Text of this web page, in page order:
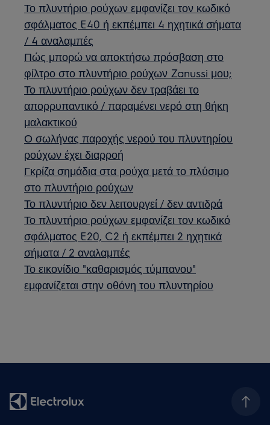
Το πλυντήριο ρούχων εμφανίζει τον κωδικό
σφάλματος E40 ή εκπέμπει 4 ηχητικά σήματα
/ 4 αναλαμπές
Πώς μπορώ να αποκτήσω πρόσβαση στο
φίλτρο στο πλυντήριο ρούχων Zanussi μου;
Το πλυντήριο ρούχων δεν τραβάει το
απορρυπαντικό / παραμένει νερό στη θήκη
μαλακτικού
Ο σωλήνας παροχής νερού του πλυντηρίου
ρούχων έχει διαρροή
Γκρίζα σημάδια στα ρούχα μετά το πλύσιμο
στο πλυντήριο ρούχων
Το πλυντήριο δεν λειτουργεί / δεν αντιδρά
Το πλυντήριο ρούχων εμφανίζει τον κωδικό
σφάλματος E20, C2 ή εκπέμπει 2 ηχητικά
σήματα / 2 αναλαμπές
Το εικονίδιο "καθαρισμός τύμπανου"
εμφανίζεται στην οθόνη του πλυντηρίου